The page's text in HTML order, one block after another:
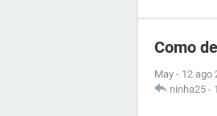
Como
May - 12 ago
ninha25 -